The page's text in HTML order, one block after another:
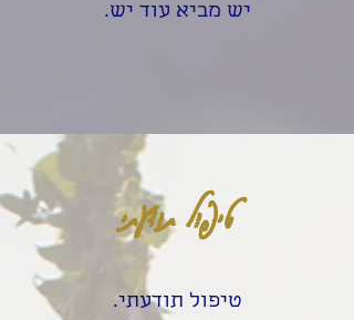
יש מביא עוד יש.
טיפול תודעתי
טיפול תודעתי.